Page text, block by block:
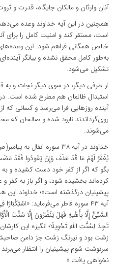
آنان وارثان و مالکان جایگاه‌، قدرت و
همچنین در این آیه خداوند وعده
است، مستقر کند و امنیت کامل را برای
خالص همگانی فراهم شود. این
به‌طور کامل محقق نشده و بیانگر
تشکیل می‌شود.
از طرفی دیگر، در سوی دیگر نجات و به
استبدال ظالمان هم مطرح شده است.
آینده روزهایی فرا می‌رسد و کسانی که
روی‌گرداندند نابود شده و صالحان که
می‌شوند.
خداوند در آیه ۳۸ سوره
یُغْفَرْ لَهُمْ مَا قَدْ سَلَفَ وَإِنْ یَعُودُوا فَقَدْ
بگو که اگر از کفر خود دست کشیده و به
کرده‌اند بخشیده شود، و اگر باز به کفر
پیشینیان درگذشته است»؛ خداوند این
آیه ۴۳ سوره فاطر می‌فرماید:
السَّیِّئُ إِلَّا بِأَهْلِهِ فَهَلْ یَنْظُرُونَ إِلَّا سُنَّتَ
تَجِدَ لِسُنَّتِ اللَّهِ تَحْوِیلًا؛ انگیزه این
زشت بود و نیرنگ زشت جز دامن
سرنوشت‏ شوم پیشینیان را انتظار
نخواهى ‌یافت.»